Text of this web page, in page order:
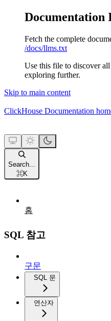
Documentation
Fetch the complete
/docs/llms.txt
Use this file to discover
exploring further.
Skip to main content
ClickHouse Documentation
Search...
⌘K
홈
SQL 참고
구문
SQL 문
연산자